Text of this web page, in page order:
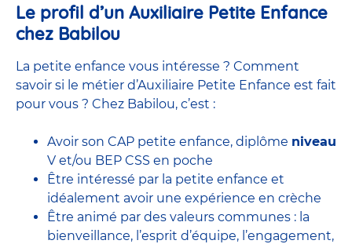
Le profil d’un Auxiliaire Petite Enfance
chez Babilou
La petite enfance vous intéresse ? Comment
savoir si le métier d’Auxiliaire Petite Enfance est fait
pour vous ? Chez Babilou, c’est :
Avoir son CAP petite enfance, diplôme niveau
V et/ou BEP CSS en poche
Être intéressé par la petite enfance et
idéalement avoir une expérience en crèche
Être animé par des valeurs communes : la
bienveillance, l’esprit d’équipe, l’engagement,